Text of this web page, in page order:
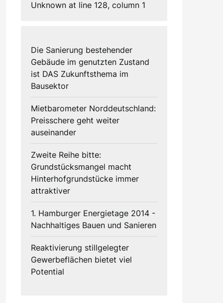
Unknown at line 128, column 1
Die Sanierung bestehender
Gebäude im genutzten Zustand
ist DAS Zukunftsthema im
Bausektor
Mietbarometer Norddeutschland:
Preisschere geht weiter
auseinander
Zweite Reihe bitte:
Grundstücksmangel macht
Hinterhofgrundstücke immer
attraktiver
1. Hamburger Energietage 2014 -
Nachhaltiges Bauen und Sanieren
Reaktivierung stillgelegter
Gewerbeflächen bietet viel
Potential